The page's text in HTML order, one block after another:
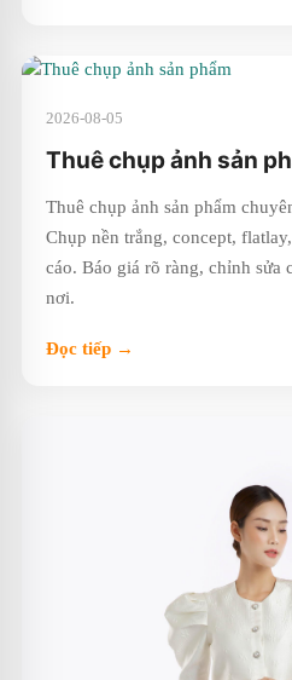
2026-08-05
Thuê chụp ảnh sản
Thuê chụp ảnh sản phẩm
Chụp nền trắng, concept,
cáo. Báo giá rõ ràng, chỉnh sửa
nơi.
Đọc tiếp →